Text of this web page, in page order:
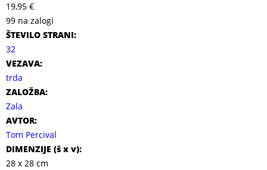
19,95 €
99 na zalogi
ŠTEVILO STRANI:
32
VEZAVA:
trda
ZALOŽBA:
Zala
AVTOR:
Tom Percival
DIMENZIJE (š x v):
28 x 28 cm